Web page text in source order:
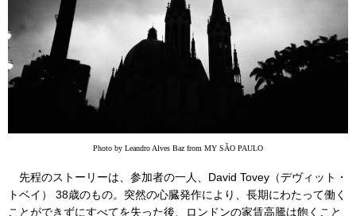
Photo by Leandro Alves Baz from MY SÃO PAULO
先程のストーリーは、参加者の一人、David Tovey（デヴィット・
トベイ） 38歳のもの。突然の心臓発作により、長期にわたって働く
ことができずにすべてを失った後、ロンドンの家賃高騰は飽くこと